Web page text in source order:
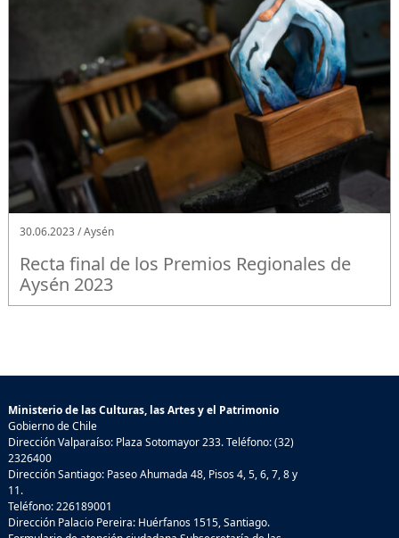
30.06.2023 / Aysén
Recta final de los Premios Regionales de
Aysén 2023
Ministerio de las Culturas, las Artes y el Patrimonio
Gobierno de Chile
Dirección Valparaíso: Plaza Sotomayor 233. Teléfono: (32)
2326400
Dirección Santiago: Paseo Ahumada 48, Pisos 4, 5, 6, 7, 8 y
11.
Teléfono: 226189001
Dirección Palacio Pereira: Huérfanos 1515, Santiago.